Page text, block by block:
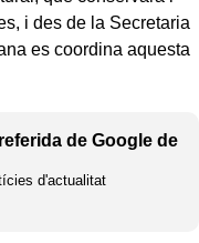
i des de la Secretaria
es coordina aquesta
de Google de
d'actualitat